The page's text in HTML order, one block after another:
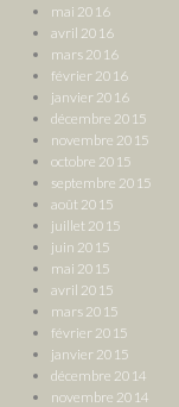
mai 2016
avril 2016
mars 2016
février 2016
janvier 2016
décembre 2015
novembre 2015
octobre 2015
septembre 2015
août 2015
juillet 2015
juin 2015
mai 2015
avril 2015
mars 2015
février 2015
janvier 2015
décembre 2014
novembre 2014